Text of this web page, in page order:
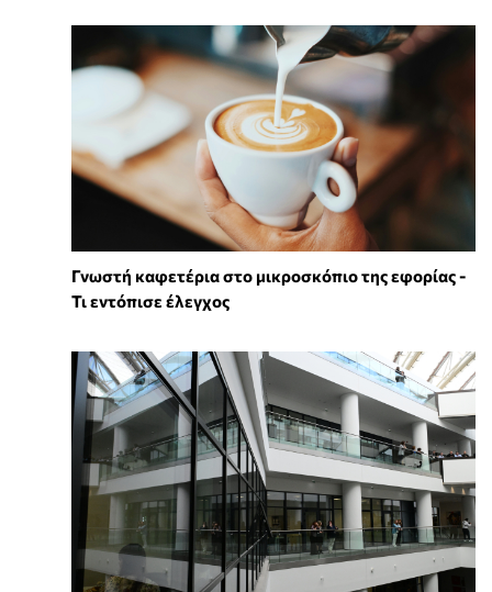
Γνωστή καφετέρια στο μικροσκόπιο της εφορίας -
Τι εντόπισε έλεγχος